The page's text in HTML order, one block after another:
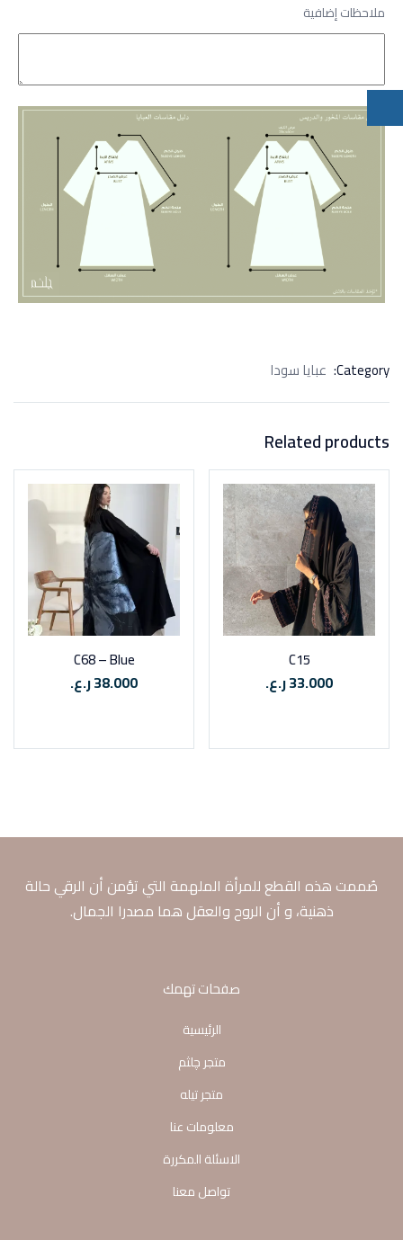
ملاحظات إضافية
Category: عبايا سودا
Related products
C15
33.000ر.ع.
C68 – Blue
38.000ر.ع.
صُممت هذه القطع للمرأة الملهمة التي تؤمن أن الرقي حالة
ذهنية، و أن الروح والعقل هما مصدرا الجمال.
صفحات تهمك
الرئيسية
متجر چلثم
متجر تيله
معلومات عنا
الاسئلة المكررة
تواصل معنا